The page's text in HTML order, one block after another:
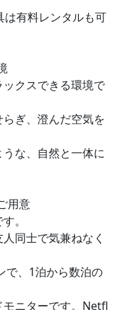
は有料レンタルも可
クスできる環境で
ぎ、澄んだ空気を
な、自然と一体に
用意
。
同士で気兼ねなく
で、1泊から数泊の
モニターです。Netfl